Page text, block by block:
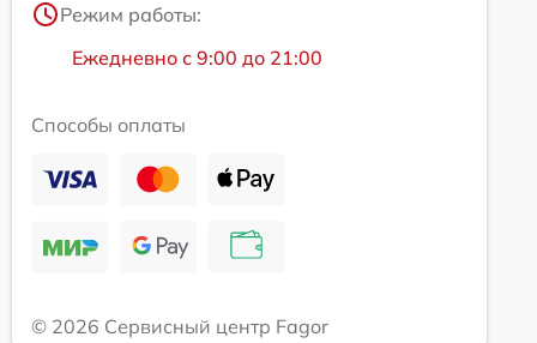
Режим работы:
Ежедневно с 9:00 до 21:00
Способы оплаты
© 2026 Сервисный центр Fagor